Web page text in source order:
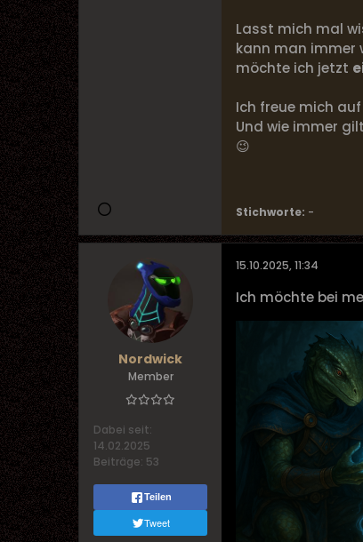
Lasst mich mal
kann man immer
möchte ich jetzt
Ich freue mich
Und wie immer
😉
Stichworte: -
Nordwick
Member
Dabei seit:
14.02.2025
Beiträge: 53
Teilen
Tweet
15.10.2025, 11:34
Ich möchte bei